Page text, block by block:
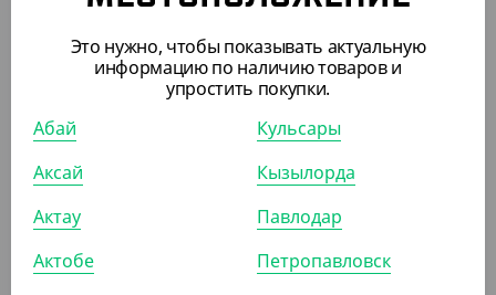
ПОХОЖИЕ ТОВАРЫ
Это нужно, чтобы показывать актуальную
информацию по наличию товаров и
упростить покупки.
Абай
Аксай
Актау
Актобе
Кульсары
Кызылорда
Павлодар
Петропавловск